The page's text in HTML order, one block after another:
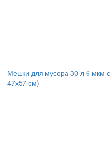
Мешки для мусора 30 л 6 мкм
47х57 см)